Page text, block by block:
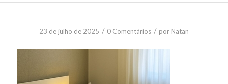
23 de julho de 2025 / 0 Comentários / por Natan